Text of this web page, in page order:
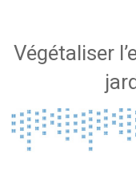
Végétaliser